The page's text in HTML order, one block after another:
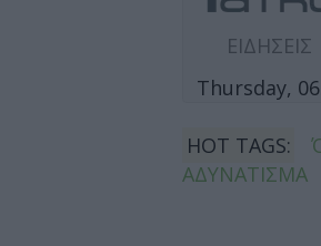
ΕΙΔΗΣΕΙΣ
Thursday,
HOT TAGS:
ΑΔΥΝΑΤΙΣΜΑ